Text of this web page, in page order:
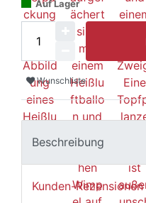
Auf Lager
Wunschliste
Beschreibung
Kunden-Rezensionen